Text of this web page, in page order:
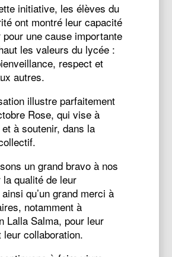
initiative, les élèves du
ont montré leur capacité
pour une cause importante
les valeurs du lycée :
respect et
autres.
illustre parfaitement
Rose, qui vise à
à soutenir, dans la
un grand bravo à nos
qualité de leur
qu’un grand merci à
notamment à
Lalla Salma, pour leur
leur collaboration.